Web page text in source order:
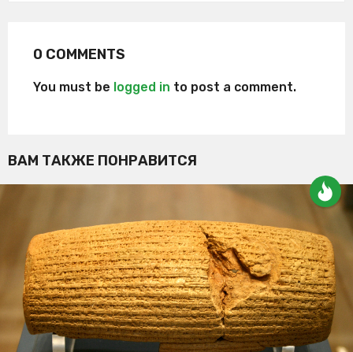
0 COMMENTS
You must be logged in to post a comment.
ВАМ ТАКЖЕ ПОНРАВИТСЯ